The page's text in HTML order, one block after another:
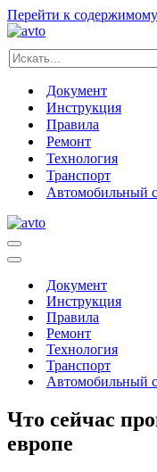
Перейти к содержимому
Искать...
Документ
Инструкция
Правила
Ремонт
Технология
Транспорт
Автомобильный
Меню
навигации
Меню
навигацииДокумент
Инструкция
Правила
Ремонт
Технология
Транспорт
Автомобильный
Что сейчас
европе